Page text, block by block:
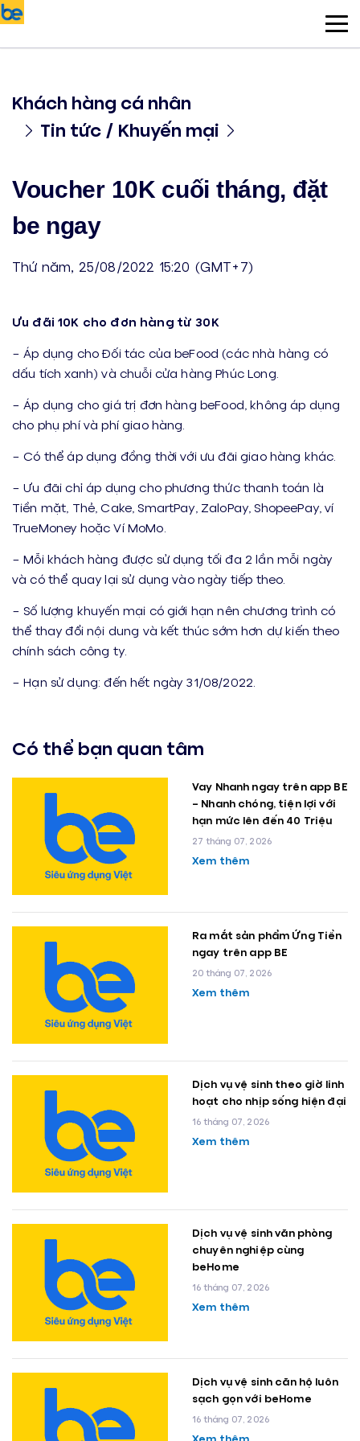
Khách hàng cá nhân
Tin tức / Khuyến mại
Voucher 10K cuối tháng, đặt
be ngay
Thứ năm, 25/08/2022 15:20 (GMT+7)
Ưu đãi 10K cho đơn hàng từ 30K
– Áp dụng cho Đối tác của beFood (các nhà hàng có
dấu tích xanh) và chuỗi cửa hàng Phúc Long.
– Áp dụng cho giá trị đơn hàng beFood, không áp dụng
cho phụ phí và phí giao hàng.
– Có thể áp dụng đồng thời với ưu đãi giao hàng khác.
– Ưu đãi chỉ áp dụng cho phương thức thanh toán là
Tiền mặt, Thẻ, Cake, SmartPay, ZaloPay, ShopeePay, ví
TrueMoney hoặc Ví MoMo.
– Mỗi khách hàng được sử dụng tối đa 2 lần mỗi ngày
và có thể quay lại sử dụng vào ngày tiếp theo.
– Số lượng khuyến mại có giới hạn nên chương trình có
thể thay đổi nội dung và kết thúc sớm hơn dự kiến theo
chính sách công ty.
– Hạn sử dụng: đến hết ngày 31/08/2022.
Có thể bạn quan tâm
Vay Nhanh ngay trên app BE
– Nhanh chóng, tiện lợi với
hạn mức lên đến 40 Triệu
27 tháng 07, 2026
Xem thêm
Ra mắt sản phẩm Ứng Tiền
ngay trên app BE
20 tháng 07, 2026
Xem thêm
Dịch vụ vệ sinh theo giờ linh
hoạt cho nhịp sống hiện đại
16 tháng 07, 2026
Xem thêm
Dịch vụ vệ sinh văn phòng
chuyên nghiệp cùng
beHome
16 tháng 07, 2026
Xem thêm
Dịch vụ vệ sinh căn hộ luôn
sạch gọn với beHome
16 tháng 07, 2026
Xem thêm